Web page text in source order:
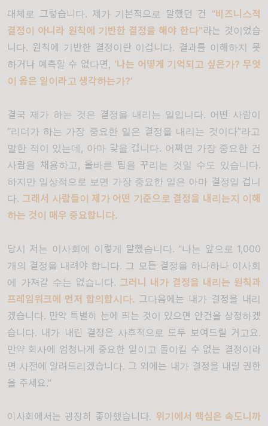
대체로 그렇습니다. 제가 기본적으로 말했던 건 “비즈니스적
결정이 아니라 원칙에 기반한 결정을 해야 한다”라는 것이었습
니다. 원칙에 기반한 결정이란 이겁니다. 결과를 이해하지 못
하거나 예측할 수 없다면 , ‘나는 어떻게 기억되고 싶은가? 무엇
이 옳은 일이라고 생각하는가?’
결국 제가 하는 것은 결정을 내리는 일입니다. 어떤 사람이
“리더가 하는 가장 중요한 일은 결정을 내리는 것이다”라고
말한 적이 있는데 , 아마 맞을 겁니다. 어쩌면 가장 중요한 건
사람을 채용하고 , 올바른 팀을 꾸리는 것일 수도 있습니다.
하지만 일상적으로 보면 가장 중요한 일은 아마 결정일 겁니
다. 그래서 사람들이 제가 어떤 기준으로 결정을 내리는지 이해
하는 것이 매우 중요합니다.
당시 저는 이사회에 이렇게 말했습니다. “나는 앞으로 1,000
개의 결정을 내려야 합니다. 그 모든 결정을 하나하나 이사회
에 가져갈 수는 없습니다. 그러니 내가 결정을 내리는 원칙과
프레임워크에 먼저 합의합시다. 그다음에는 내가 결정을 내리
겠습니다. 만약 특별히 눈에 띄는 것이 있으면 안건을 상정하겠
습니다. 내가 내린 결정은 사후적으로 모두 보여드릴 거고요.
만약 회사에 엄청나게 중요한 일이고 돌이킬 수 없는 결정이라
면 사전에 알려드리겠습니다. 그 외에는 내가 결정을 내릴 권한
을 주세요.”
이사회에서는 굉장히 좋아했습니다. 위기에서 핵심은 속도니까